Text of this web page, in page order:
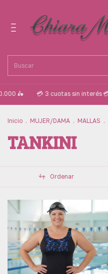
🛵 💳 3 cuotas sin interés 💳
Inicio . MUJER/DAMA . MALLAS .
TANKINI
Ordenar